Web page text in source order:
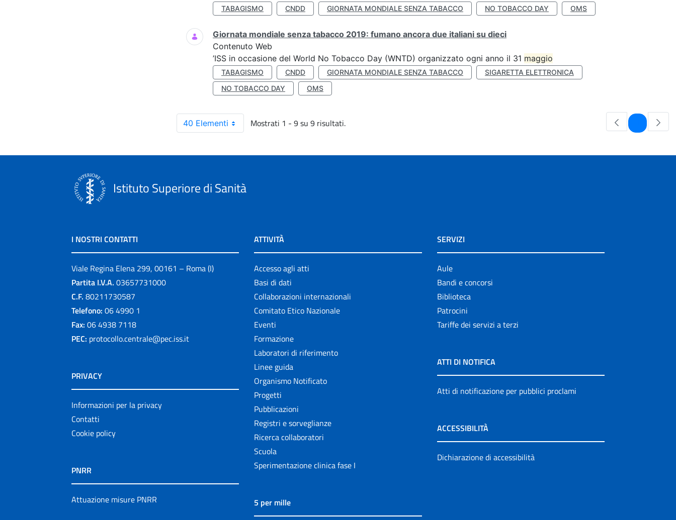
TABAGISMO CNDD GIORNATA MONDIALE SENZA TABACCO NO TOBACCO DAY OMS
Giornata mondiale senza tabacco 2019: fumano ancora due italiani su dieci
Contenuto Web
’ISS in occasione del World No Tobacco Day (WNTD) organizzato ogni anno il 31 maggio
TABAGISMO CNDD GIORNATA MONDIALE SENZA TABACCO
SIGARETTA ELETTRONICA
NO TOBACCO DAY
OMS
40 Elementi Mostrati 1 - 9 su 9 risultati. Pagina
Istituto Superiore di Sanità
I NOSTRI CONTATTI
Viale Regina Elena 299, 00161 – Roma (I)
Partita I.V.A. 03657731000
C.F. 80211730587
Telefono: 06 4990 1
Fax: 06 4938 7118
PEC: protocollo.centrale@pec.iss.it
PRIVACY
Informazioni per la privacy
Contatti
Cookie policy
PNRR
Attuazione misure PNRR
ATTIVITÀ
Accesso agli atti
Basi di dati
Collaborazioni internazionali
Comitato Etico Nazionale
Eventi
Formazione
Laboratori di riferimento
Linee guida
Organismo Notificato
Progetti
Pubblicazioni
Registri e sorveglianze
Ricerca collaboratori
Scuola
Sperimentazione clinica fase I
5 per mille
SERVIZI
Aule
Bandi e concorsi
Biblioteca
Patrocini
Tariffe dei servizi a terzi
ATTI DI NOTIFICA
Atti di notificazione per pubblici proclami
ACCESSIBILITÀ
Dichiarazione di accessibilità